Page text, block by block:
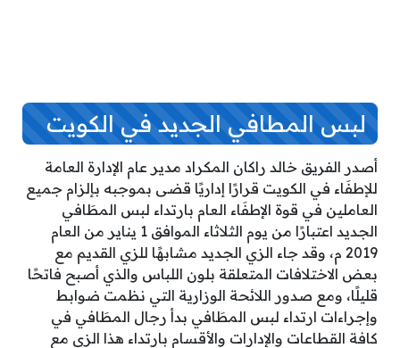
لبس المطافي الجديد في الكويت
أصدر الفريق خالد راكان المكراد مدير عام الإدارة العامة
للإطفَاء في الكويت قرارًا إداريًا قضى بموجبه بإلزام جميع
العاملين في قوة الإطفَاء العام بارتداء لبس المطَافي
الجديد اعتبارًا من يوم الثلاثاء الموافق 1 يناير من العام
2019 م، وقد جاء الزي الجديد مشابهًا للزي القديم مع
بعض الاختلافات المتعلقة بلون اللباس والذي أصبح فاتحًا
قليلًا، ومع صدور اللائحة الوزارية التي نظمت ضوابط
وإجراءات ارتداء لبس المطَافي بدأ رجال المطَافي في
كافة القطاعات والإدارات والأقسام بارتداء هذا الزي مع